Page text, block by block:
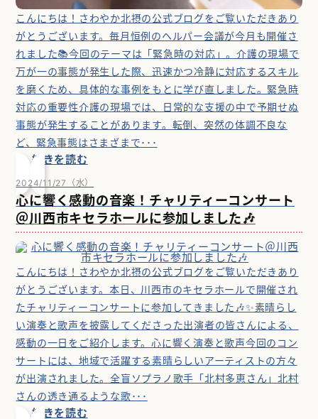
こんにちは！さわやか北摂の公式ブログをご覧いただきあり
がとうございます。毎月恒例のヘルパー会議が今月も開催さ
れました📚今回のテーマは「緊急時の対応」。介護の現場で
万が一の事態が発生した際、迅速かつ冷静に対応するスキル
を磨くため、具体的な事例をもとに学び直しました。緊急時
対応の重要性介護の現場では、日常的な支援の中で予期せぬ
事態が発生することがあります。転倒、突然の体調不良な
ど、緊急事態はさまざまで･･･
続きを読む
2024/11/27（水）
心に響く感動の音楽！チャリティーコンサート
＠川西市キセラホールに参加しました🎶
こんにちは！さわやか北摂の公式ブログをご覧いただきあり
がとうございます。本日、川西市のキセラホールで開催され
たチャリティーコンサートに参加してきました🎶✨素晴らし
い演奏と歌声を披露してくださった出演者の皆さんによる、
感動の一日をご紹介します。心に響く演奏と歌声今回のコン
サートには、地域で活躍する素晴らしいアーティストの方々
が出演されました。全盲ソプラノ歌手「北村多恵さん」北村
さんの透き通るような歌･･･
続きを読む